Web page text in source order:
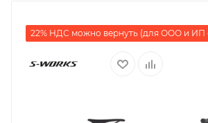
22% НДС можно вернуть (для ООО и ИП